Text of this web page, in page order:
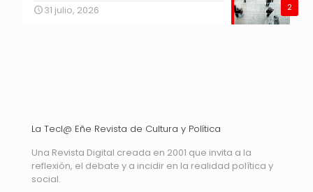
2
31 julio, 2026
La Tecl@ Eñe Revista de Cultura y Política
Una Revista Digital creada en 2001 que invita a la
reflexión, el debate y a incidir en la realidad política y
social.